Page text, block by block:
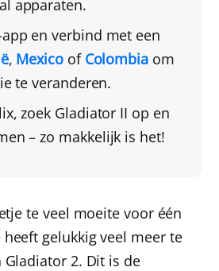
apparaten.
app en verbind met een
, Mexicoof Colombia om
te veranderen.
, zoek Gladiator II op en
– zo makkelijk is het!
te veel moeite voor één
gelukkig veel meer te
2. Dit is de